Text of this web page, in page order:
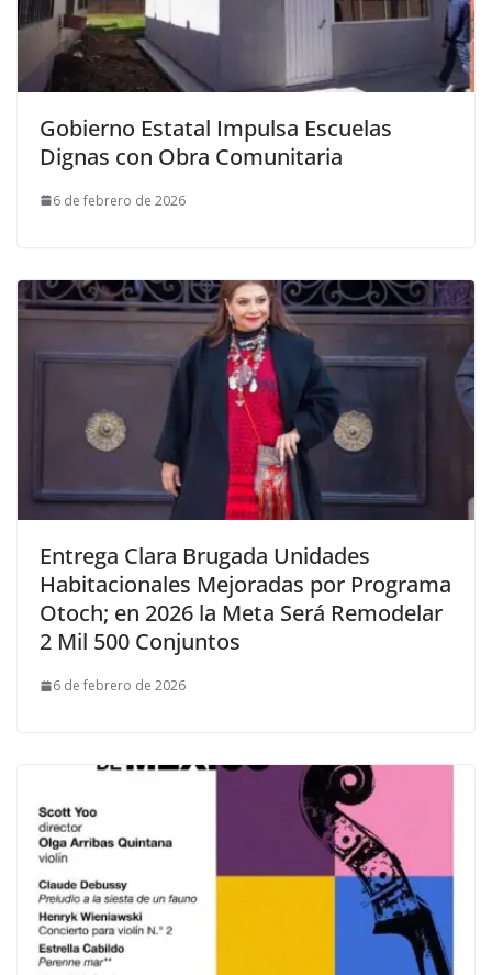
Gobierno Estatal Impulsa Escuelas
Dignas con Obra Comunitaria
6 de febrero de 2026
Entrega Clara Brugada Unidades
Habitacionales Mejoradas por Programa
Otoch; en 2026 la Meta Será Remodelar
2 Mil 500 Conjuntos
6 de febrero de 2026